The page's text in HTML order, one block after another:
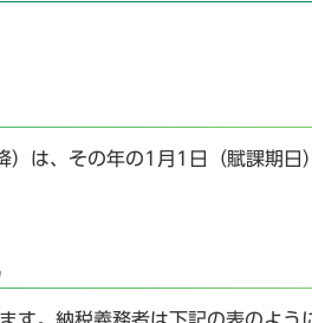
は、その年の1月1日（賦課期日